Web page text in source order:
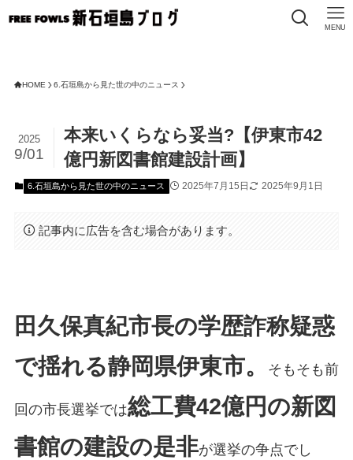
MENU
HOME 6.石垣島から見た世の中のニュース
本来いくらなら妥当?【伊東市42
億円新図書館建設計画】
2025
9/01
6.石垣島から見た世の中のニュース 2025年7月15日 2025年9月1日
記事内に広告を含む場合があります。
田久保真紀市長の学歴詐称疑惑
で揺れる静岡県伊東市。
そもそも前
回の市長選挙では総工費42億円の新図
書館の建設の是非が選挙の争点でし